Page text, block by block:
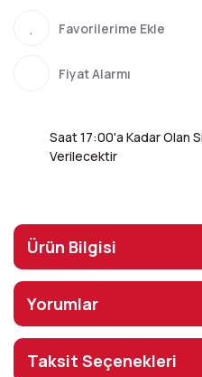
Fiyat Alarmı
Saat 17:00'a Kadar Olan
Verilecektir
Ürün Bilgisi
Yorumlar
Taksit Seçenekleri